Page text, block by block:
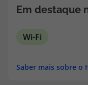
as ruas
de comboios
Em destaque
Wi-Fi
Saber mais sobre o